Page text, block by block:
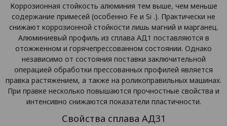
Коррозионная стойкость алюминия тем выше, чем меньше
содержание примесей (особенно Fe и Si .). Практически не
снижают коррозионной стойкости лишь магний и марганец.
Алюминиевый профиль из сплава АД1 поставляются в
отожженном и горячепрессованном состоянии. Однако
независимо от состояния поставки заключительной
операцией обработки прессованных профилей является
правка растяжением, а также на роликоправильных машинах.
При правке несколько повышаются прочностные свойства и
интенсивно снижаются показатели пластичности.
Свойства сплава АД31